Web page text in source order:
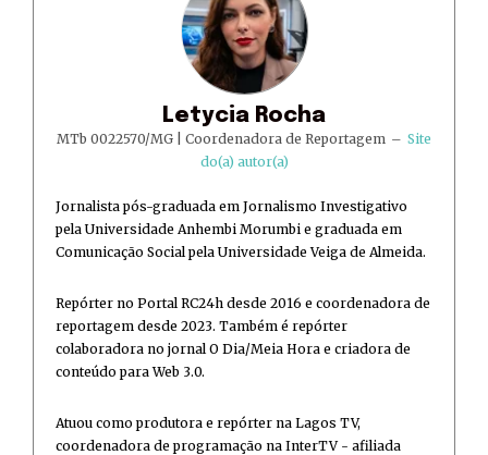
Letycia Rocha
MTb 0022570/MG | Coordenadora de Reportagem – Site
do(a) autor(a)
Jornalista pós-graduada em Jornalismo Investigativo
pela Universidade Anhembi Morumbi e graduada em
Comunicação Social pela Universidade Veiga de Almeida.
Repórter no Portal RC24h desde 2016 e coordenadora de
reportagem desde 2023. Também é repórter
colaboradora no jornal O Dia/Meia Hora e criadora de
conteúdo para Web 3.0.
Atuou como produtora e repórter na Lagos TV,
coordenadora de programação na InterTV - afiliada